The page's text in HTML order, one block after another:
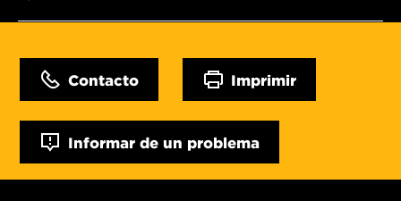
Contacto Imprimir
Informar de un problema